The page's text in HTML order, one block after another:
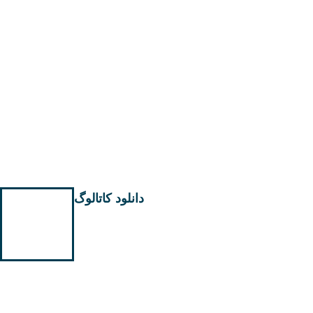
دانلود کاتالوگ